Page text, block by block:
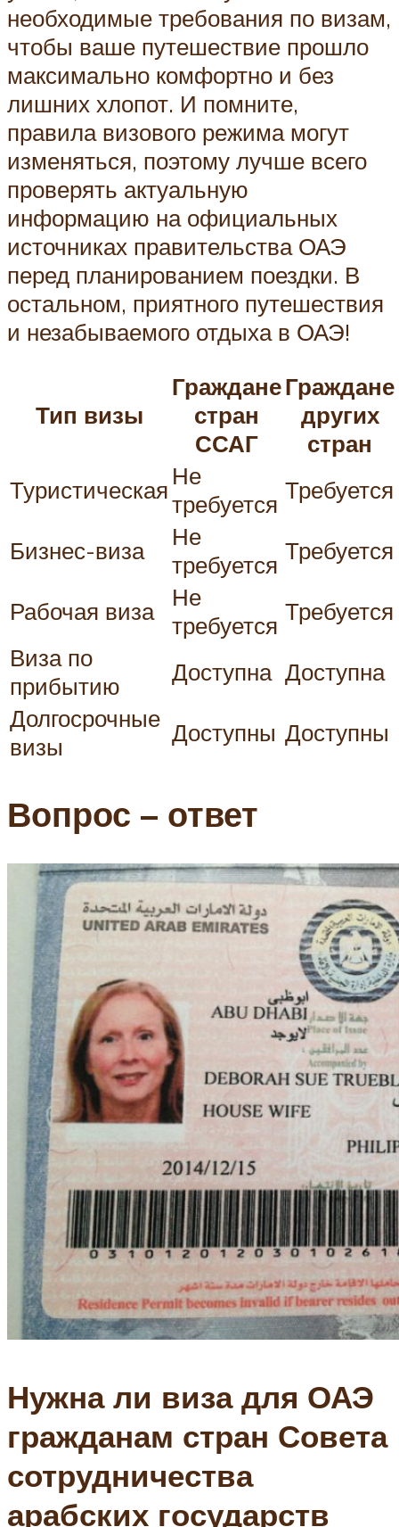
необходимые требования по визам,
чтобы ваше путешествие прошло
максимально комфортно и без
лишних хлопот. И помните,
правила визового режима могут
изменяться, поэтому лучше всего
проверять актуальную
информацию на официальных
источниках правительства ОАЭ
перед планированием поездки. В
остальном, приятного путешествия
и незабываемого отдыха в ОАЭ!
Тип визы
Граждане
стран
ССАГ
Граждане
других
стран
Туристическая Не
требуется Требуется
Бизнес-виза
Не
требуется Требуется
Рабочая виза
Не
требуется Требуется
Виза по
прибытию
Доступна Доступна
Долгосрочные
визы
Доступны Доступны
Вопрос – ответ
Нужна ли виза для ОАЭ
гражданам стран Совета
сотрудничества
арабских государств